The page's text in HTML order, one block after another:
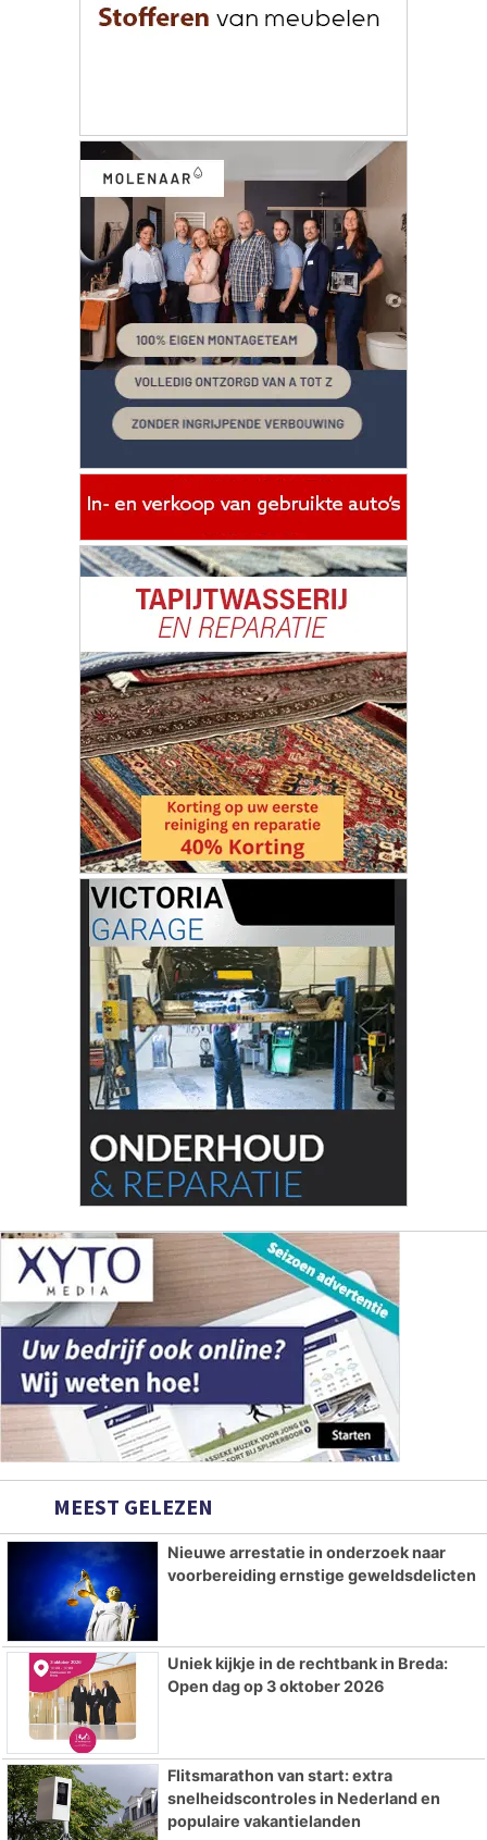
MEEST GELEZEN
Nieuwe arrestatie in onderzoek naar
voorbereiding ernstige geweldsdelicten
Uniek kijkje in de rechtbank in Breda:
Open dag op 3 oktober 2026
Flitsmarathon van start: extra
snelheidscontroles in Nederland en
populaire vakantielanden